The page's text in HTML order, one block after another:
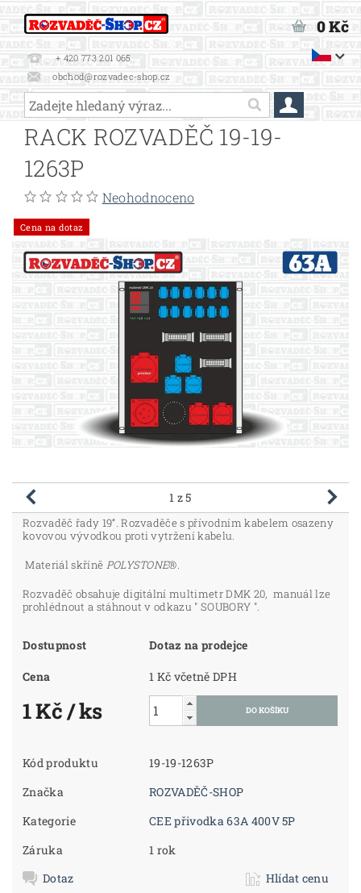
+ 420 773 201 065
obchod@rozvadec-shop.cz
0 Kč
RACK ROZVADĚČ 19-19-
1263P
Neohodnoceno
Cena na dotaz
1 z 5
Rozvaděč řady 19“. Rozvaděče s přívodním kabelem osazeny
kovovou vývodkou proti vytržení kabelu.
Materiál skříně POLYSTONE®.
Rozvaděč obsahuje digitální multimetr DMK 20, manuál lze
prohlédnout a stáhnout v odkazu " SOUBORY ".
Dostupnost Dotaz na prodejce
Cena 1 Kč včetně DPH
1 Kč/ ks
Kód produktu
19-19-1263P
Značka
ROZVADĚČ-SHOP
Kategorie
CEE přivodka 63A 400V 5P
Záruka
1 rok
Dotaz
Hlídat cenu